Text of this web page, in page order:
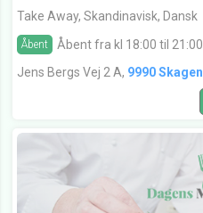
Take Away, Skandinavisk, Dansk
Åbent Åbent fra kl 18:00 til 21:00
Jens Bergs Vej 2 A, 9990 Skagen